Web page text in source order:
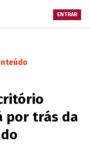
ENTRAR
por trás da